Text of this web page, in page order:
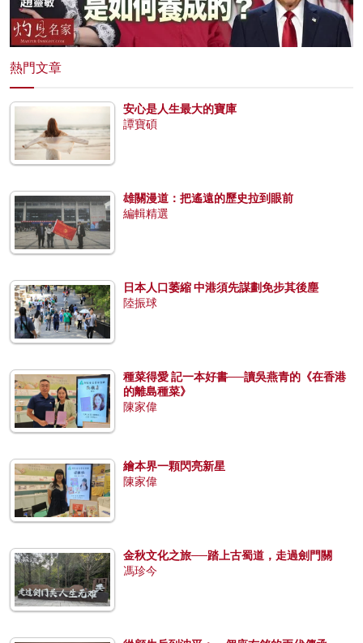
熱門文章
安心是人生最大的寶庫
譚寶碩
雄關漫道：把遙遠的歷史拉到眼前
編輯精選
日本人口萎縮 中港須先謀劃免步其後塵
陸振球
種菜得愛 記一本好書──讀吳燕青的《在香港
的離島種菜》
陳家偉
繪本界一顆閃亮新星
陳家偉
金秋文化之旅──踏上古蜀道，走過劍門關
馮珍今